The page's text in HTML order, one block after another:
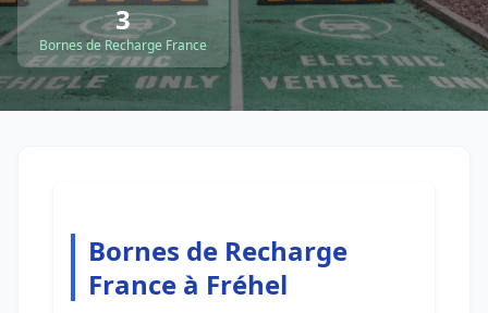
3
Bornes de Recharge France
Bornes de Recharge
France à Fréhel